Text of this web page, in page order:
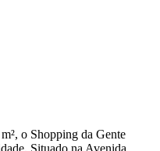
o Shopping da Gente
Situado na Avenida